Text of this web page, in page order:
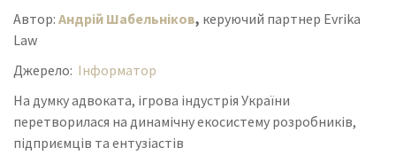
Автор: Андрій Шабельніков, керуючий партнер Evrika
Law
Джерело: Інформатор
На думку адвоката, ігрова індустрія України
перетворилася на динамічну екосистему розробників,
підприємців та ентузіастів